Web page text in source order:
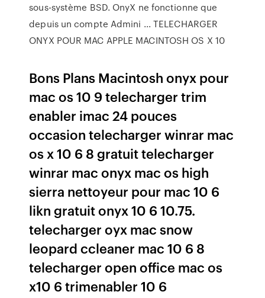
sous-système BSD. OnyX ne fonctionne que
depuis un compte Admini ... TELECHARGER
ONYX POUR MAC APPLE MACINTOSH OS X 10
Bons Plans Macintosh onyx pour
mac os 10 9 telecharger trim
enabler imac 24 pouces
occasion telecharger winrar mac
os x 10 6 8 gratuit telecharger
winrar mac onyx mac os high
sierra nettoyeur pour mac 10 6
likn gratuit onyx 10 6 10.75.
telecharger oyx mac snow
leopard ccleaner mac 10 6 8
telecharger open office mac os
x10 6 trimenabler 10 6